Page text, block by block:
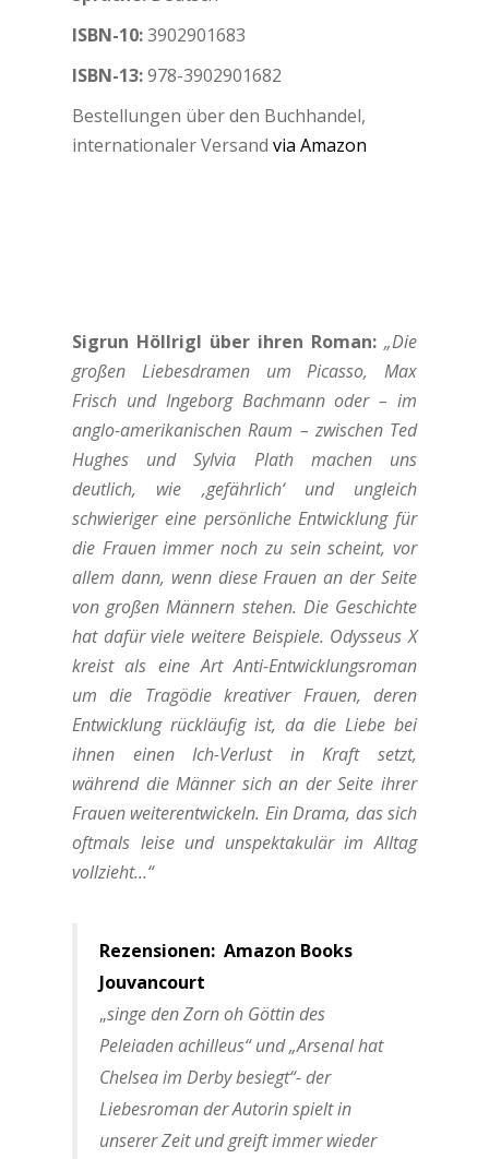
ISBN-10:3902901683
ISBN-13:978-3902901682
Bestellungen über den Buchhandel,
internationaler Versand via Amazon
Sigrun Höllrigl über ihren Roman: „Die
großen Liebesdramen um Picasso, Max
Frisch und Ingeborg Bachmann oder – im
anglo-amerikanischen Raum – zwischen Ted
Hughes und Sylvia Plath machen uns
deutlich, wie ‚gefährlich‘ und ungleich
schwieriger eine persönliche Entwicklung für
die Frauen immer noch zu sein scheint, vor
allem dann, wenn diese Frauen an der Seite
von großen Männern stehen. Die Geschichte
hat dafür viele weitere Beispiele. Odysseus X
kreist als eine Art Anti-Entwicklungsroman
um die Tragödie kreativer Frauen, deren
Entwicklung rückläufig ist, da die Liebe bei
ihnen einen Ich-Verlust in Kraft setzt,
während die Männer sich an der Seite ihrer
Frauen weiterentwickeln. Ein Drama, das sich
oftmals leise und unspektakulär im Alltag
vollzieht…“
Rezensionen: Amazon Books
Jouvancourt
„singe den Zorn oh Göttin des
Peleiaden achilleus“ und „Arsenal hat
Chelsea im Derby besiegt“- der
Liebesroman der Autorin spielt in
unserer Zeit und greift immer wieder